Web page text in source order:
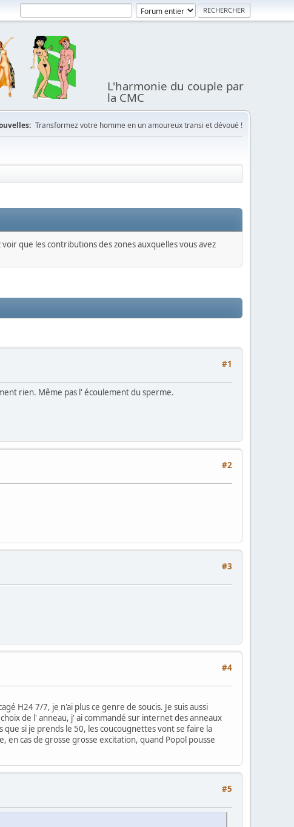
L'harmonie du couple par
la CMC
Transformez votre homme en un amoureux transi et dévoué !
que les contributions des zones auxquelles vous avez
#1
rien. Même pas l' écoulement du sperme.
#2
#3
#4
H24 7/7, je n'ai plus ce genre de soucis. Je suis aussi
de l' anneau, j' ai commandé sur internet des anneaux
que si je prends le 50, les coucougnettes vont se faire la
en cas de grosse grosse excitation, quand Popol pousse
#5